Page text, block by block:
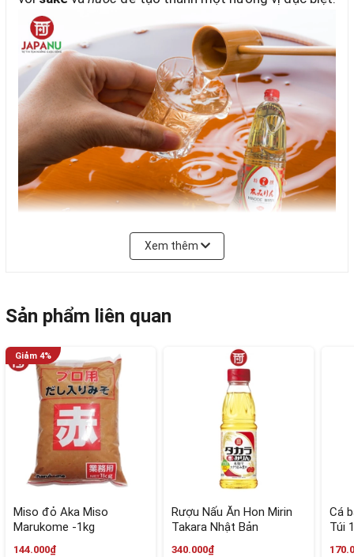
Rượu nấu ăn Hinode Homirin được dùng trong chế
biến các món ăn của ẩm thực Nhật Bản, các sản
phẩm từ Nhật Bản luôn chú trọng trong việc chọn lựa
các nguyên liệu tự nhiên để đưa vào sử dụng. Thông
thường nước sốt Mirin ở Nhật dùng như 1 loại nước
xốt để tẩm ướp thịt, cá hay các loại thức ăn nhằm
làm tăng thêm hương vị.
Hướng dẫn sử dụng
Xem thêm
Sản phẩm liên quan
Miso đỏ Aka Miso
Marukome -1kg
144.000₫
Rượu Nấu Ăn Hon Mirin
Takara Nhật Bản
340.000₫
Cá
Túi